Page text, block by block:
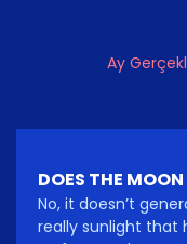
Ay
DOES THE
No, it doesn’t
really sunlight that